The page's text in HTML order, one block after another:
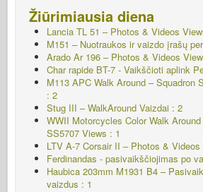
Žiūrimiausia diena
Lancia TL 51 – Photos & Videos
M151 – Nuotraukos ir vaizdo įrašų
Arado Ar 196 – Photos & Videos
Char rapide BT-7 - Vaikščioti aplink
M113 APC Walk Around – Squadron
: 2
Stug III – WalkAround Vaizdai : 2
WWII Motorcycles Color Walk
SS5707 Views : 1
LTV A-7 Corsair II – Photos & Videos
Ferdinandas - pasivaikščiojimas po
Haubica 203mm M1931 B4 –
vaizdus : 1